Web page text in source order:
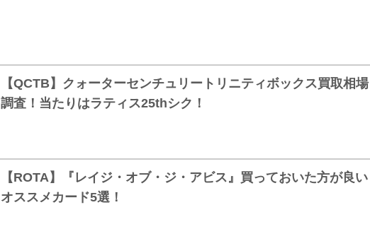
【QCTB】クォーターセンチュリートリニティボックス買取相場
調査！当たりはラティス25thシク！
【ROTA】『レイジ・オブ・ジ・アビス』買っておいた方が良い
オススメカード5選！